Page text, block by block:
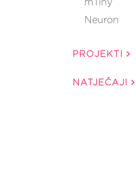
mTiny
Neuron
PROJEKTI
NATJEČAJI